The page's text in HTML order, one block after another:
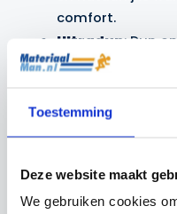
Toestemming
Deze website maakt
We gebruiken cookies
comfort.
Ultradun: Dun
comfortabele
houden tijdens koude
gebruiksvriendelijke,